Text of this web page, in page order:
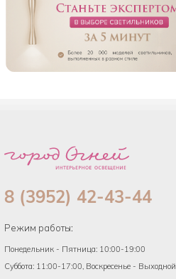
8 (3952) 42-43-44
Режим работы:
Понедельник - Пятница: 10:00-19:00
Суббота: 11:00-17:00, Воскресенье - Выходной